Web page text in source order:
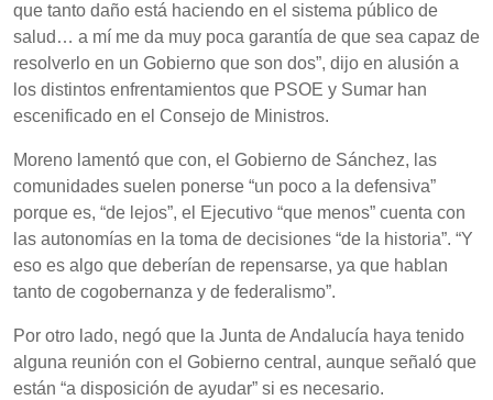
que tanto daño está haciendo en el sistema público de
salud… a mí me da muy poca garantía de que sea capaz de
resolverlo en un Gobierno que son dos”, dijo en alusión a
los distintos enfrentamientos que PSOE y Sumar han
escenificado en el Consejo de Ministros.
Moreno lamentó que con, el Gobierno de Sánchez, las
comunidades suelen ponerse “un poco a la defensiva”
porque es, “de lejos”, el Ejecutivo “que menos” cuenta con
las autonomías en la toma de decisiones “de la historia”. “Y
eso es algo que deberían de repensarse, ya que hablan
tanto de cogobernanza y de federalismo”.
Por otro lado, negó que la Junta de Andalucía haya tenido
alguna reunión con el Gobierno central, aunque señaló que
están “a disposición de ayudar” si es necesario.